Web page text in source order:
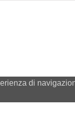
di